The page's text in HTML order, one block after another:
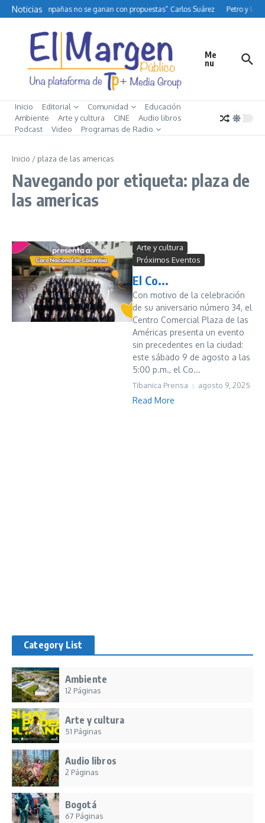
Saltar al contenido
Noticias
“Las campañas no se ganan con propuestas” Carlos Suárez Petro y la
Me
nu
Inicio Editorial Comunidad
Educación
Ambiente
Arte y cultura CINE
Audio libros
Podcast
Video Programas de Radio
Inicio / plaza de las americas
Navegando por etiqueta: plaza de
las americas
Arte y cultura
Próximos Eventos
El Co...
Con motivo de la celebración
de su aniversario número 34, el
Centro Comercial Plaza de las
Américas presenta un evento
sin precedentes en la ciudad:
este sábado 9 de agosto a las
5:00 p.m., el Co...
Tibanica Prensa agosto 9, 2025
Read More
Category List
Ambiente
12 Páginas
Arte y cultura
51 Páginas
Audio libros
2 Páginas
Bogotá
67 Páginas